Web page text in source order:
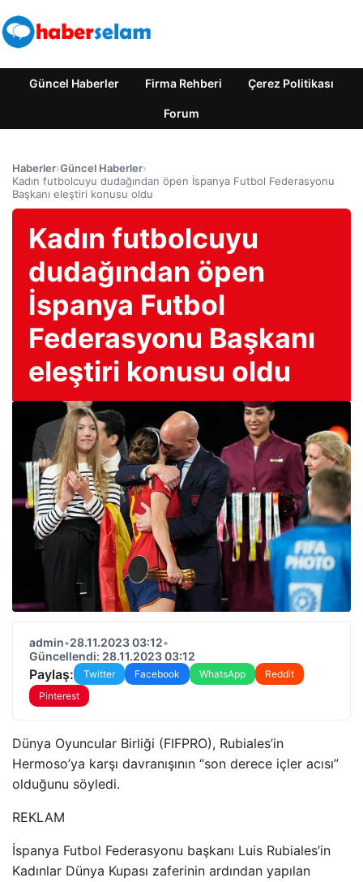
Güncel Haberler Firma Rehberi Çerez Politikası
Forum
Haberler›Güncel Haberler›
Kadın futbolcuyu dudağından öpen İspanya Futbol Federasyonu
Başkanı eleştiri konusu oldu
Kadın futbolcuyu
dudağından öpen
İspanya Futbol
Federasyonu Başkanı
eleştiri konusu oldu
admin•28.11.2023 03:12•
Güncellendi: 28.11.2023 03:12
Paylaş: Twitter Facebook WhatsApp
Reddit
Pinterest
Dünya Oyuncular Birliği (FIFPRO), Rubiales’in
Hermoso’ya karşı davranışının “son derece içler acısı”
olduğunu söyledi.
REKLAM
İspanya Futbol Federasyonu başkanı Luis Rubiales’in
Kadınlar Dünya Kupası zaferinin ardından yapılan